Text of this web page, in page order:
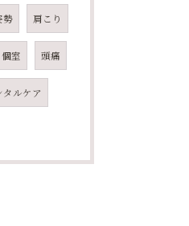
勢 肩こり
個室 頭痛
タルケア